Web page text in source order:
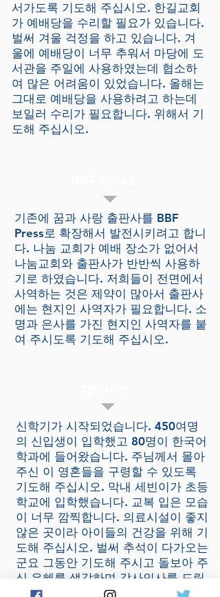
서가도록 기도해 주십시오. 한길교회
가 예배당을 수리할 필요가 있습니다.
벌써 겨울 걱정을 하고 있습니다. 겨
울에 예배당이 너무 추워서 마당에 도
서관을 주일에 사용하였는데 협소하
여 많은 어려움이 있었습니다. 올해는
그대로 예배당을 사용하려고 하는데
보일러 수리가 필요합니다. 위해서 기
도해 주십시오.
​기존에 꿈과 사랑 출판사를 BBF
Press로 확장해서 발전시키려고 합니
다. 나눔 교회가 예배 장소가 없어서
나눔교회와 출판사가 반반씩 사용하
기로 하였습니다. 저희들이 전면에서
사역하는 것은 제약이 많아서 출판사
에는 현지인 사역자가 필요합니다. 소
명과 은사를 가진 현지인 사역자를 붙
여 주시도록 기도해 주십시오.
신학기가 시작되었습니다. 450여명
의 신입생이 입학했고 80명이 한국어
학과에 들어왔습니다. 주님께서 몰아
주신 이 영혼들을 구령할 수 있도록
기도해 주십시오. 막내 세빈이가 초등
학교에 입학했습니다. 교복 입은 모습
이 너무 깜찍합니다. 의료시설이 좋지
않은 곳이라 아이들의 건강을 위해 기
도해 주십시오. 벌써 추석이 다가오는
군요 그동안 기도해 주시고 돌보아 주
신 은혜를 생각하며 감사인사를 드립
니다. 건강하시고 주님께서 가장 좋은